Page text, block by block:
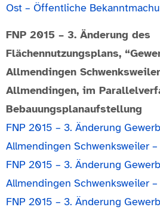
Ost – Öffentliche
FNP 2015 – 3. Änderung des
Flächennutzungsplans,
Allmendingen
Allmendingen, im
Bebauungsplanaufstellung
FNP 2015 – 3. Änderung
Allmendingen Schwenksweiler
FNP 2015 – 3. Änderung
Allmendingen Schwenksweiler
FNP 2015 – 3. Änderung